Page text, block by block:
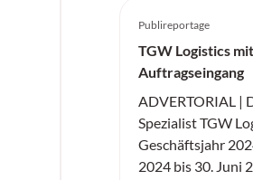
Publireportage
TGW Logistics
Auftragseingang
ADVERTORIAL |
Spezialist TGW
Geschäftsjahr
2024 bis 30. Juni